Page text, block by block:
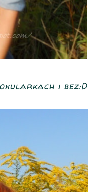
i bez:D